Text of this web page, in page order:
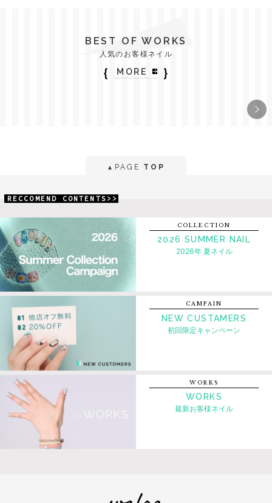
BEST OF WORKS
人気のお客様ネイル
｛ MORE ｝
▲ PAGE TOP
RECCOMEND CONTENTS>>
COLLECTION
2026 SUMMER NAIL
2026年 夏ネイル
CAMPAIN
NEW CUSTAMERS
初回限定キャンペーン
WORKS
WORKS
最新お客様ネイル